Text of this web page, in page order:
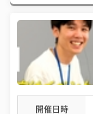
開催日時